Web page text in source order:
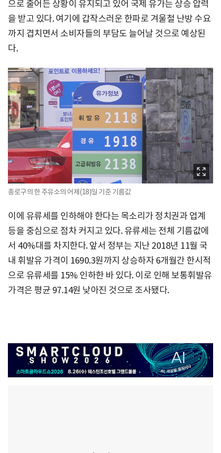
으로 줄어든 상황이 유지되고 있어 국제 유가는 상승 압력
을 받고 있다. 여기에 갑작스러운 한파로 겨울철 난방 수요
까지 겹치면서 소비자들의 부담도 늘어날 것으로 예상된
다.
종로구의 한 주유소의 어제(18)일 기준 기름값
이에 유류세를 인하해야 한다는 목소리가 정치권과 업계
등을 중심으로 점차 커지고 있다. 유류세는 전체 기름값에
서 40%대를 차지한다. 앞서 정부는 지난 2018년 11월 국
내 휘발유 가격이 1690.3원까지 상승하자 6개월간 한시적
으로 유류세를 15% 인하한 바 있다. 이로 인해 보통휘발유
가격은 평균 97.14원 낮아진 것으로 조사됐다.